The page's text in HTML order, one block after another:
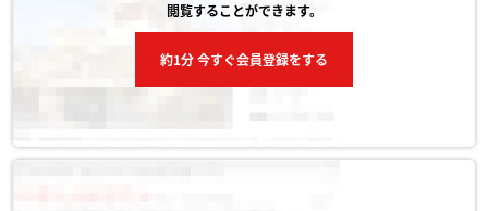
閲覧することができます。
約1分 今すぐ会員登録をする